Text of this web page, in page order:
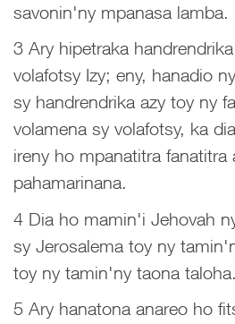
savonin'ny mpanasa lamba.
3 Ary hipetraka
volafotsy Izy; eny, hanadio
sy handrendrika azy toy ny
volamena sy volafotsy, ka
ireny ho mpanatitra fanatitra
pahamarinana.
4 Dia ho mamin'i Jehovah
sy Jerosalema toy ny
toy ny tamin'ny taona taloha.
5 Ary hanatona anareo ho